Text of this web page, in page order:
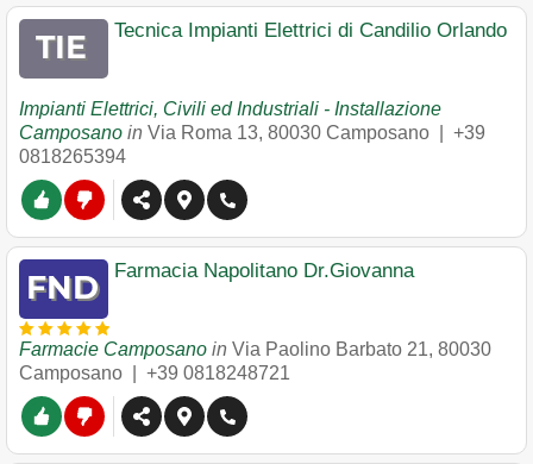
Tecnica Impianti Elettrici di Candilio Orlando
Impianti Elettrici, Civili ed Industriali - Installazione
Camposano in Via Roma 13, 80030 Camposano
+39
0818265394
Farmacia Napolitano Dr.Giovanna
Farmacie Camposano in Via Paolino Barbato 21, 80030
Camposano
+39 0818248721